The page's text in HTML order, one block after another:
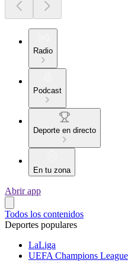
Radio
Podcast
Deporte en directo
En tu zona
Abrir app
Todos los contenidos
Deportes populares
LaLiga
UEFA Champions League